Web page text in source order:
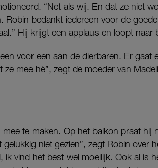
“Net als wij. En dat ze niet
Robin bedankt iedereen voor de
Hij krijgt een applaus en loopt naar
voor een aan de dierbaren. Er gaat
mee hè”, zegt de moeder van
te maken. Op het balkon praat hij
niet gezien”, zegt Robin over
ik vind het best wel moeilijk. Ook al is